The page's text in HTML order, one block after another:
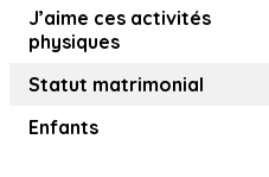
J’aime ces activités
physiques
Statut matrimonial
Enfants